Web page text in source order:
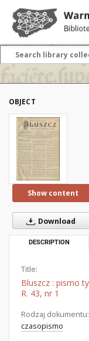
OBJECT
Show content
Download
DESCRIPTION
Title:
Bluszcz : pismo
R. 43, nr 1
Rodzaj dokumentu:
czasopismo